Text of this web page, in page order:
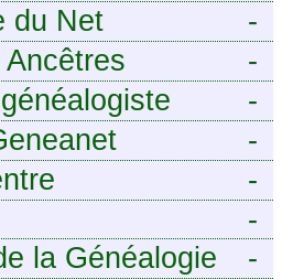
-
du Net
-
-
-
-
Touraine -
-
-
la Généalogie